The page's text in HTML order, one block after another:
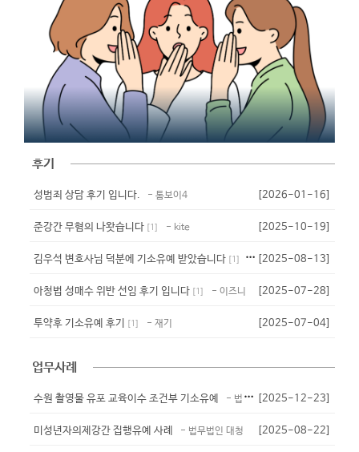
후기
성범죄 상담 후기 입니다. - 톰보이4 [2026-01-16]
준강간 무혐의 나왓습니다 1 - kite [2025-10-19]
김우석 변호사님 덕분에 기소유예 받았습니다 1 - 준밧드
[2025-08-13]
아청법 성매수 위반 선임 후기 입니다 1 - 이즈니 [2025-07-28]
투약후 기소유예 후기 1 - 재기 [2025-07-04]
업무사례
수원 촬영물 유포 교육이수 조건부 기소유예 - 법무법인 대청 [2025-12-23]
미성년자의제강간 집행유예 사례 - 법무법인 대청 [2025-08-22]